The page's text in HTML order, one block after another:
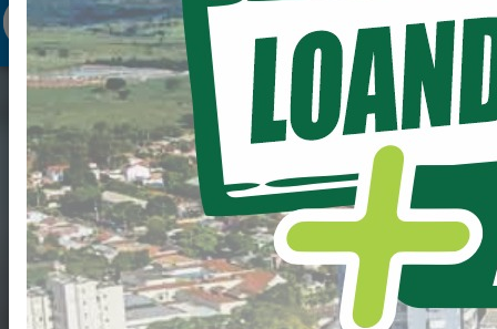
EDITAL DE
CHAMAMENTO
PÚBLICO PARA FINS
DE